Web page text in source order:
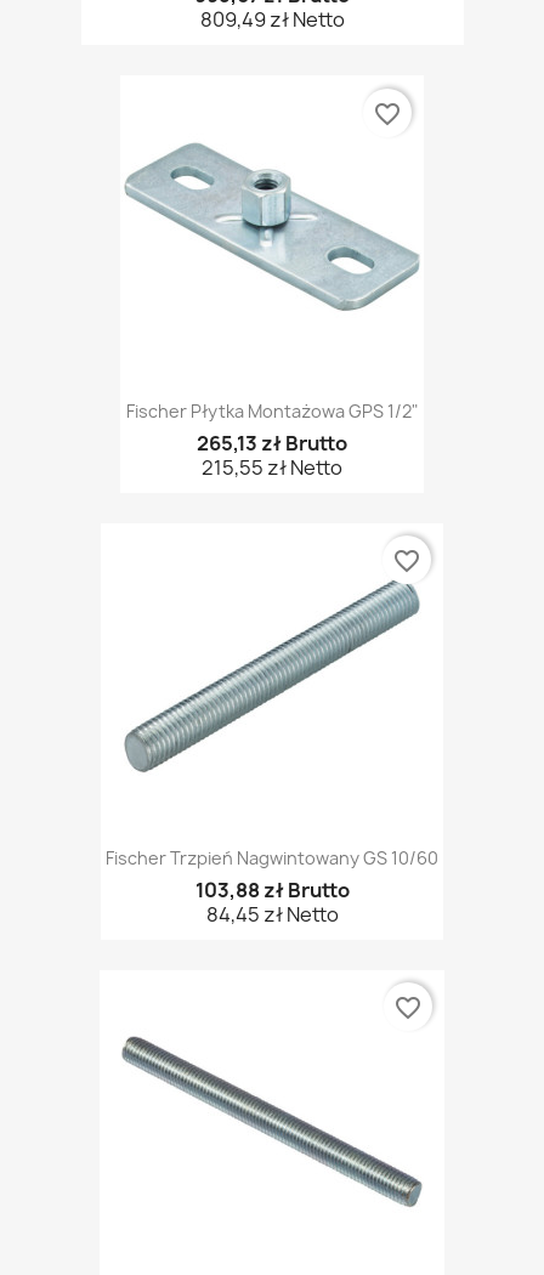
809,49 zł Netto
Fischer Płytka Montażowa GPS 1/2"
265,13 zł Brutto
215,55 zł Netto
favorite_border
Fischer Trzpień Nagwintowany GS 10/60
103,88 zł Brutto
84,45 zł Netto
favorite_border
favorite_border